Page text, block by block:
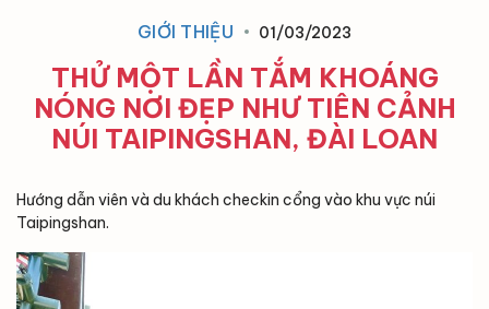
GIỚI THIỆU 01/03/2023
THỬ MỘT LẦN TẮM KHOÁNG
NÓNG NƠI ĐẸP NHƯ TIÊN CẢNH
NÚI TAIPINGSHAN, ĐÀI LOAN
Hướng dẫn viên và du khách checkin cổng vào khu vực núi
Taipingshan.